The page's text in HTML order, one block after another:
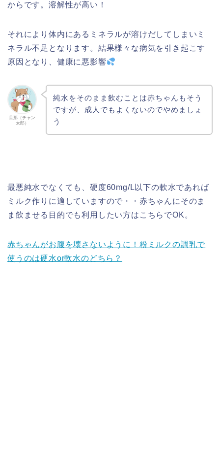
からです。溶解性が高い！
それにより体内にあるミネラルが溶けだしてしまいミ
ネラル不足となります。結果様々な病気を引き起こす
原因となり、健康に悪影響
旦那（チャン
太郎）
純水をそのまま飲むことは赤ちゃんもそう
ですが、成人でもよくないのでやめましょ
う
最悪純水でなくても、硬度60mg/L以下の軟水であれば
ミルク作りに適していますので・・赤ちゃんにそのま
ま飲ませる目的でも利用したい方はこちらでOK。
赤ちゃんがお腹を壊さないように！粉ミルクの調乳で
使うのは硬水or軟水のどちら？